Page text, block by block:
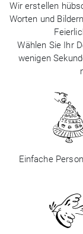
Wir erstellen
Worten und
Wählen Sie Ihr
wenigen
Einfache